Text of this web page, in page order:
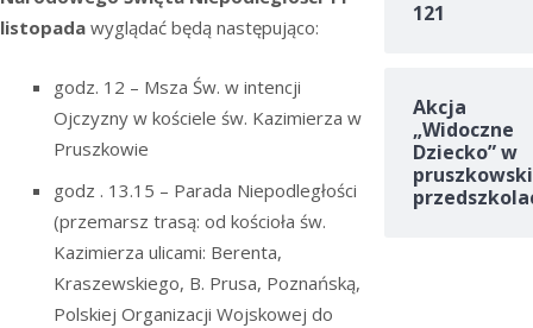
listopada wyglądać będą następująco:
godz. 12 – Msza Św. w intencji
Ojczyzny w kościele św. Kazimierza w
Pruszkowie
godz . 13.15 – Parada Niepodległości
(przemarsz trasą: od kościoła św.
Kazimierza ulicami: Berenta,
Kraszewskiego, B. Prusa, Poznańską,
Polskiej Organizacji Wojskowej do
121
Akcja
„Widoczne
Dziecko” w